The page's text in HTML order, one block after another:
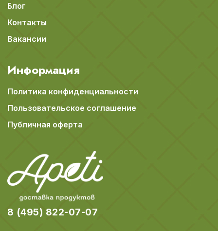
Блог
Контакты
Вакансии
Информация
Политика конфиденциальности
Пользовательское соглашение
Публичная оферта
8 (495) 822-07-07